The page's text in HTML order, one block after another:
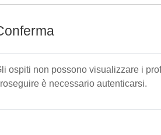
ospiti non possono visualizzare i
è necessario autenticarsi.